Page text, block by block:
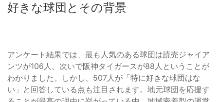
好きな球団とその背景
アンケート結果では、最も人気のある球団は読売ジャイア
ンツが106人、次いで阪神タイガースが88人ということが
わかりました。しかし、507人が「特に好きな球団はな
い」と回答している点も注目されます。地元球団を応援す